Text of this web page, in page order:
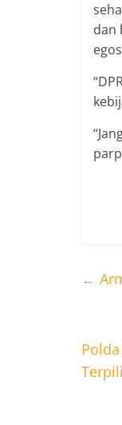
dan
←